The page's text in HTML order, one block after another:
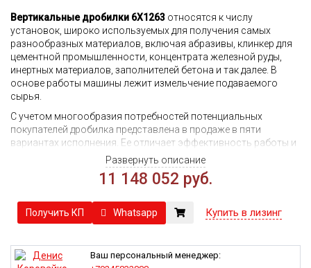
Вертикальные дробилки 6X1263 относятся к числу
установок, широко используемых для получения самых
разнообразных материалов, включая абразивы, клинкер для
цементной промышленности, концентрата железной руды,
инертных материалов, заполнителей бетона и так далее. В
основе работы машины лежит измельчение подаваемого
сырья.
С учетом многообразия потребностей потенциальных
покупателей дробилка представлена в продаже в пяти
вариантах исполнения. Ее отличает эффективность работы и
удачная конструкция. Установка допускает применение в
режимах соударения сырья о металлическую бронировку или
каменную футеровку. Последний вариант используют при
твердости. Путем разбивания о металл разрушают менее
плотную породу.
производительности. Смазка жидким маслом позволяет
Развернуть описание
11 148 052 руб.
Получить КП Whatsapp Купить в лизинг
Ваш персональный менеджер: